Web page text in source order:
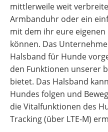
mittlerweile weit
Armbanduhr oder ein
mit dem ihr eure
können. Das
Halsband für Hunde
den Funktionen unserer
bietet. Das Halsband
Hundes folgen und
die Vitalfunktionen des
Tracking (über LTE-M)